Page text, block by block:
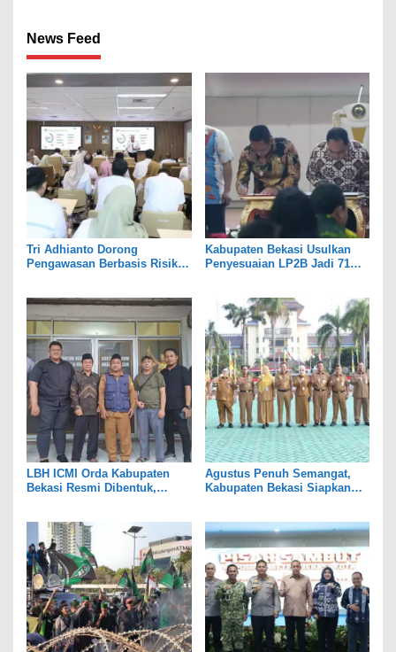
News Feed
Tri Adhianto Dorong
Pengawasan Berbasis Risiko,
Kabupaten Bekasi Usulkan
Penyesuaian LP2B Jadi 71
LBH ICMI Orda Kabupaten
Bekasi Resmi Dibentuk,
Agustus Penuh Semangat,
Kabupaten Bekasi Siapkan